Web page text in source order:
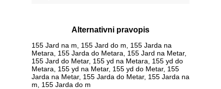
Alternativni pravopis
155 Jard na m, 155 Jard do m, 155 Jarda na
Metara, 155 Jarda do Metara, 155 Jard na Metar,
155 Jard do Metar, 155 yd na Metara, 155 yd do
Metara, 155 yd na Metar, 155 yd do Metar, 155
Jarda na Metar, 155 Jarda do Metar, 155 Jarda na
m, 155 Jarda do m